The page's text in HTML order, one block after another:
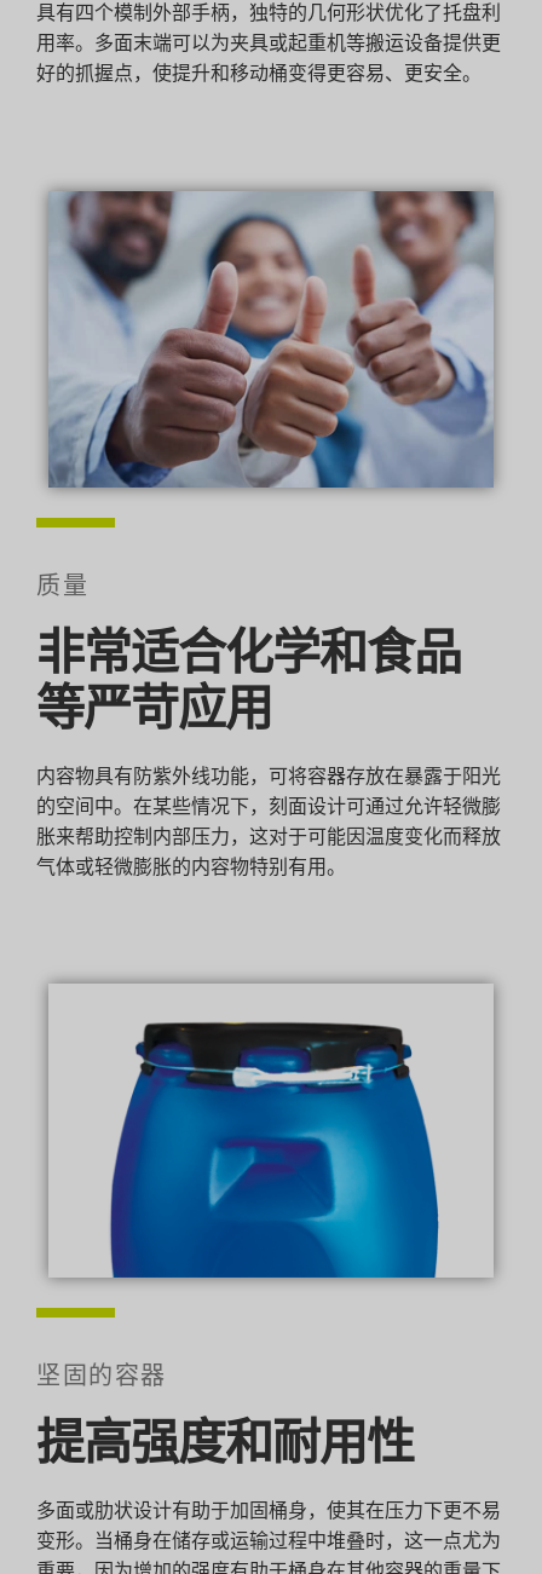
具有四个模制外部手柄，独特的几何形状优化了托盘利
用率。多面末端可以为夹具或起重机等搬运设备提供更
好的抓握点，使提升和移动桶变得更容易、更安全。
质量
非常适合化学和食品
等严苛应用
内容物具有防紫外线功能，可将容器存放在暴露于阳光
的空间中。在某些情况下，刻面设计可通过允许轻微膨
胀来帮助控制内部压力，这对于可能因温度变化而释放
气体或轻微膨胀的内容物特别有用。
坚固的容器
提高强度和耐用性
多面或肋状设计有助于加固桶身，使其在压力下更不易
变形。当桶身在储存或运输过程中堆叠时，这一点尤为